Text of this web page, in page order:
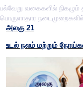
பல்வேறு வகைகளில்
பொருளாதார
அலகு21